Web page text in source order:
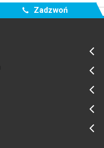
Zadzwoń